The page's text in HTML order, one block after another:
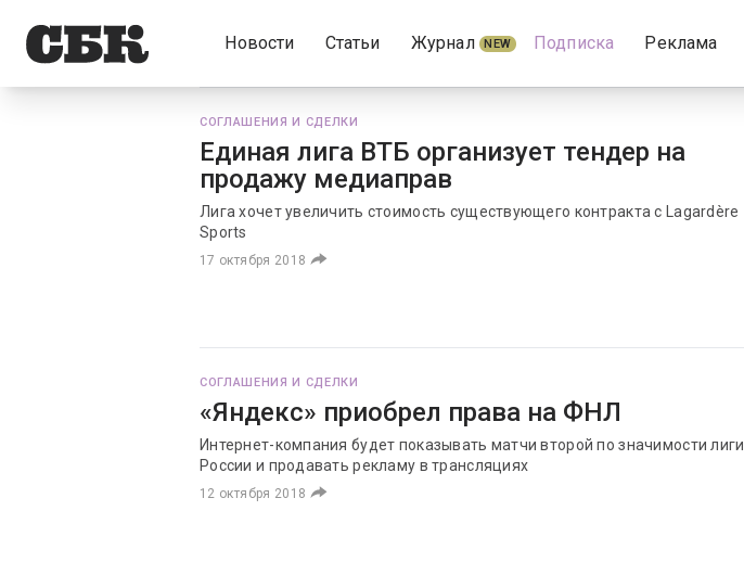
Новости Статьи Журнал NEW Подписка Реклама
СОГЛАШЕНИЯ И СДЕЛКИ
Единая лига ВТБ организует тендер на
продажу медиаправ
Лига хочет увеличить стоимость существующего контракта с Lagardère
Sports
17 октября 2018
СОГЛАШЕНИЯ И СДЕЛКИ
«Яндекс» приобрел права на ФНЛ
Интернет-компания будет показывать матчи второй по значимости лиги
России и продавать рекламу в трансляциях
12 октября 2018